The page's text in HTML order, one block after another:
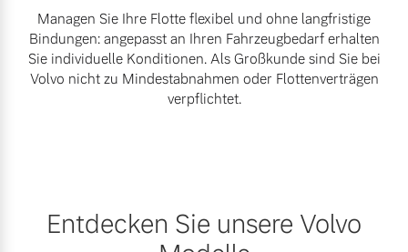
Managen Sie Ihre Flotte flexibel und ohne langfristige
Bindungen: angepasst an Ihren Fahrzeugbedarf erhalten
Sie individuelle Konditionen. Als Großkunde sind Sie bei
Volvo nicht zu Mindestabnahmen oder Flottenverträgen
verpflichtet.
Entdecken Sie unsere Volvo